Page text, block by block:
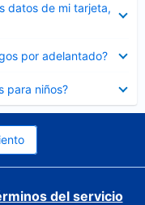
datos de mi tarjeta,
por adelantado?
para niños?
del servicio